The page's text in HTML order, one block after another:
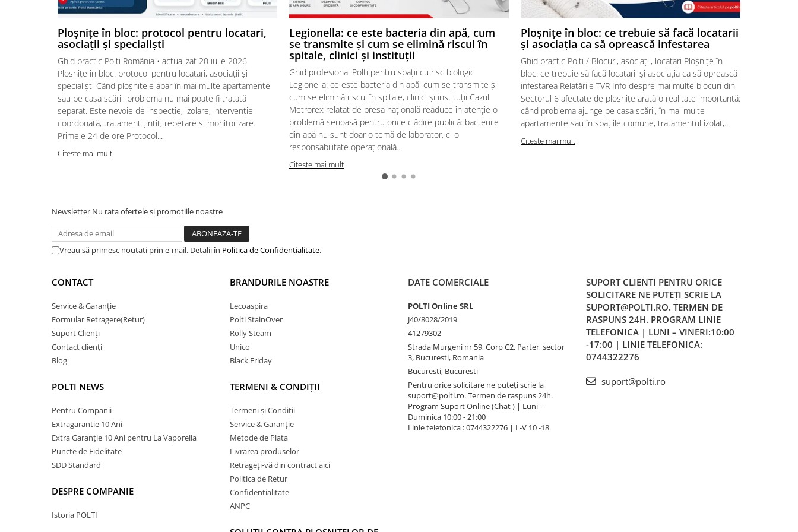
Ploșnițe în bloc: protocol pentru locatari,
asociații și specialiști
Ghid practic Polti România • actualizat 20 iulie 2026
Ploșnițe în bloc: protocol pentru locatari, asociații și
specialiști Când ploșnițele apar în mai multe apartamente
sau pe casa scării, problema nu mai poate fi tratată
separat. Este nevoie de inspecție, izolare, intervenție
coordonată, tratament țintit, repetare și monitorizare.
Primele 24 de ore Protocol...
Citeste mai mult
Legionella: ce este bacteria din apă, cum
se transmite și cum se elimină riscul în
spitale, clinici și instituții
Ghid profesional Polti pentru spații cu risc biologic
Legionella: ce este bacteria din apă, cum se transmite și
cum se elimină riscul în spitale, clinici și instituții Cazul
Metrorex relatat de presa națională readuce în atenție o
problemă serioasă pentru orice clădire publică: bacteriile
din apă nu sunt doar o temă de laborator, ci o
responsabilitate operațională...
Citeste mai mult
Ploșnițe în bloc: ce trebuie să facă locatarii
și asociația ca să oprească infestarea
Ghid practic Polti / Blocuri, asociații, locatari Ploșnițe în
bloc: ce trebuie să facă locatarii și asociația ca să oprească
infestarea Relatările TVR Info despre mai multe blocuri din
Sectorul 6 afectate de ploșnițe arată o realitate importantă:
când problema ajunge pe casa scării, în mai multe
apartamente sau în spațiile comune, tratamentul izolat,...
Citeste mai mult
Newsletter Nu rata ofertele si promotiile noastre
Vreau să primesc noutati prin e-mail. Detalii în Politica de Confidențialitate.
CONTACT
Service & Garanție
Formular Retragere(Retur)
Suport Clienți
Contact clienți
Blog
POLTI NEWS
Pentru Companii
Extragarantie 10 Ani
Extra Garanție 10 Ani pentru La Vaporella
Puncte de Fidelitate
SDD Standard
DESPRE COMPANIE
Istoria POLTI
BRANDURILE NOASTRE
Lecoaspira
Polti StainOver
Rolly Steam
Unico
Black Friday
TERMENI & CONDIȚII
Termeni și Condiții
Service & Garanție
Metode de Plata
Livrarea produselor
Retrageți-vă din contract aici
Politica de Retur
Confidentialitate
ANPC
DATE COMERCIALE
POLTI Online SRL
J40/8028/2019
41279302
Strada Murgeni nr 59, Corp C2, Parter, sector
3, Bucuresti, Romania
Bucuresti, Bucuresti
Pentru orice solicitare ne puteți scrie la
suport@polti.ro. Termen de raspuns 24h.
Program Suport Online (Chat ) | Luni -
Duminica 10:00 - 21:00
Linie telefonica : 0744322276 | L-V 10 -18
SUPORT CLIENTI PENTRU ORICE
SOLICITARE NE PUTEȚI SCRIE LA
SUPORT@POLTI.RO. TERMEN DE
RASPUNS 24H. PROGRAM LINIE
TELEFONICA | LUNI – VINERI:10:00
-17:00 | LINIE TELEFONICA:
0744322276
suport@polti.ro